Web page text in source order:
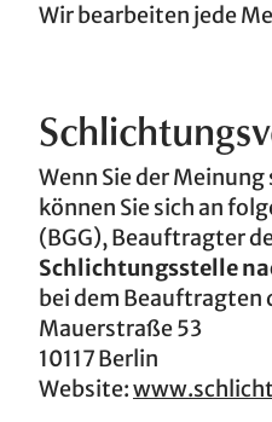
Wir bearbeiten jede
Wenn Sie der
können Sie sich an
(BGG), Beauftragter
Schlichtungsstelle
bei dem Beauftragten
Mauerstraße 53
10117 Berlin
Website: